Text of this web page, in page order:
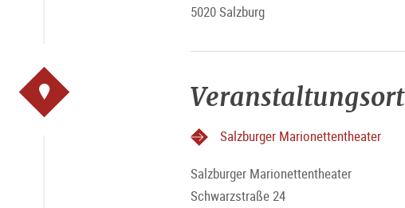
5020 Salzburg
Veranstaltungsort
Salzburger Marionettentheater
Salzburger Marionettentheater
Schwarzstraße 24